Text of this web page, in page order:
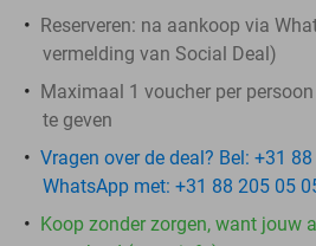
Reserveren: na aankoop via
vermelding van Social Deal)
Maximaal 1 voucher per
te geven
Vragen over de deal? Bel: +31
WhatsApp met: +31 88 205 05
Koop zonder zorgen, want jouw